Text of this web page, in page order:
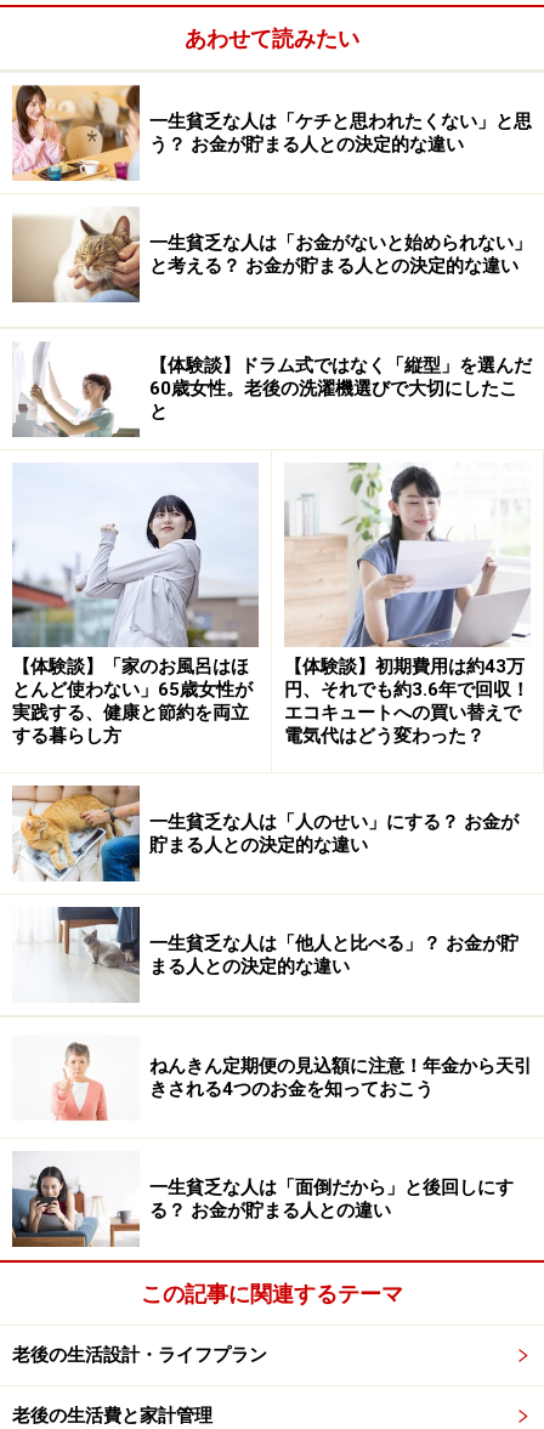
用保険の被保険者。ここがポイントです。高年齢雇用継
続給付は、60歳以降雇用保険に加入して働く人に対して
給付されるものなのです。
高年齢雇用継続給付には、基本手当を受給せず継続雇用
される人に対して給付する「高年齢雇用継続基本給付
金」と、60歳以上で基本手当を受給中に再就職した人に
対して給付する「高年齢再就職給付金」があります。
■高年齢雇用継続基本給付金については
■高年齢再就職給付金についてはこちら
■在職老齢年金と高年齢雇用継続給付との併給調整につ
いてはこちら
■在職老齢年金と高年齢雇用継続給付との併給調整の計
算例はこちら
い。
本記事の内容は一般的な情報提供を目的としており、特定の金融
商品や投資行動を推奨するものではありません。
投資や資産運用に関する最終的なご判断はご自身の責任において
行ってください。
掲載情報の正確性・完全性については十分に配慮しております
が、その内容を保証するものではなく、これに基づく損失・損害
などについて当社は一切の責任を負いません。
最新の情報や詳細については、必ず各金融機関やサービス提供者
の公式情報をご確認ください。
あわせて読みたい
一生貧乏な人は「ケチと思われたくない」と思
う？ お金が貯まる人との決定的な違い
一生貧乏な人は「お金がないと始められない」
と考える？ お金が貯まる人との決定的な違い
【体験談】ドラム式ではなく「縦型」を選んだ
60歳女性。老後の洗濯機選びで大切にしたこ
と
【体験談】「家のお風呂はほ
とんど使わない」65歳女性が
実践する、健康と節約を両立
する暮らし方
【体験談】初期費用は約43万
円、それでも約3.6年で回収！
エコキュートへの買い替えで
電気代はどう変わった？
一生貧乏な人は「人のせい」にする？ お金が
貯まる人との決定的な違い
一生貧乏な人は「他人と比べる」？ お金が貯
まる人との決定的な違い
ねんきん定期便の見込額に注意！年金から天引
きされる4つのお金を知っておこう
一生貧乏な人は「面倒だから」と後回しにす
る？ お金が貯まる人との違い
この記事に関連するテーマ
老後の生活設計・ライフプラン
老後の生活費と家計管理